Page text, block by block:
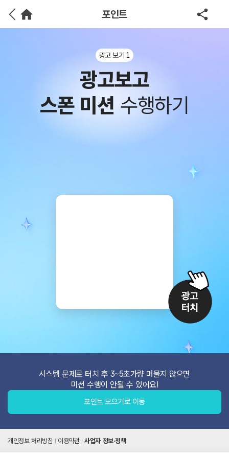
포인트
광고 보기 1
광고보고
스폰 미션 수행하기
시스템 문제로 터치 후 3~5초가량 머물지 않으면
미션 수행이 안될 수 있어요!
포인트 모으기로 이동
개인정보 처리방침 이용약관 사업자 정보·정책